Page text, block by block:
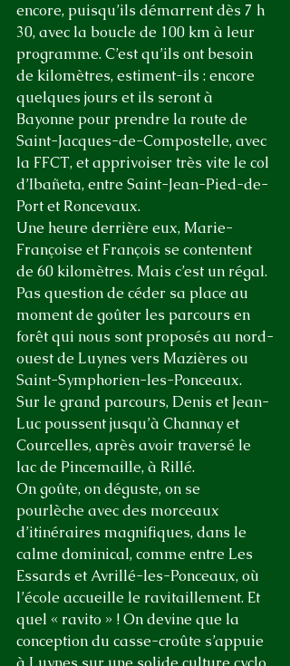
encore, puisqu’ils démarrent dès 7 h
30, avec la boucle de 100 km à leur
programme. C’est qu’ils ont besoin
de kilomètres, estiment-ils : encore
quelques jours et ils seront à
Bayonne pour prendre la route de
Saint-Jacques-de-Compostelle, avec
la FFCT, et apprivoiser très vite le col
d’Ibañeta, entre Saint-Jean-Pied-de-
Port et Roncevaux.
Une heure derrière eux, Marie-
Françoise et François se contentent
de 60 kilomètres. Mais c’est un régal.
Pas question de céder sa place au
moment de goûter les parcours en
forêt qui nous sont proposés au nord-
ouest de Luynes vers Mazières ou
Saint-Symphorien-les-Ponceaux.
Sur le grand parcours, Denis et Jean-
Luc poussent jusqu’à Channay et
Courcelles, après avoir traversé le
lac de Pincemaille, à Rillé.
On goûte, on déguste, on se
pourlèche avec des morceaux
d’itinéraires magnifiques, dans le
calme dominical, comme entre Les
Essards et Avrillé-les-Ponceaux, où
l’école accueille le ravitaillement. Et
quel « ravito » ! On devine que la
conception du casse-croûte s’appuie